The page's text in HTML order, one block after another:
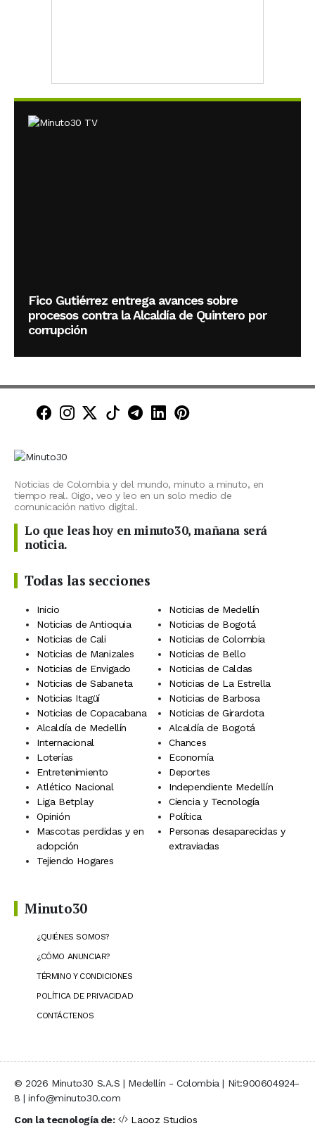
Fico Gutiérrez entrega avances sobre
procesos contra la Alcaldía de Quintero por
corrupción
Minuto30 en Facebook
Minuto30 en Instagram
Minuto30 en X (Twitter)
Minuto30 en TikTok
Canal de Minuto30 en
Minuto30 en LinkedIn
Minuto30 en
Noticias de Colombia y del mundo, minuto a minuto, en
tiempo real. Oigo, veo y leo en un solo medio de
comunicación nativo digital.
Lo que leas hoy en minuto30, mañana será
noticia.
Todas las secciones
Inicio
Noticias de Medellín
Noticias de Antioquia
Noticias de Bogotá
Noticias de Cali
Noticias de Colombia
Noticias de Manizales
Noticias de Bello
Noticias de Envigado
Noticias de Caldas
Noticias de Sabaneta
Noticias de La Estrella
Noticias Itagüí
Noticias de Barbosa
Noticias de Copacabana
Noticias de Girardota
Alcaldía de Medellín
Alcaldía de Bogotá
Internacional
Chances
Loterías
Economía
Entretenimiento
Deportes
Atlético Nacional
Independiente Medellín
Liga Betplay
Ciencia y Tecnología
Opinión
Política
Mascotas perdidas y en
adopción
Personas desaparecidas y
extraviadas
Tejiendo Hogares
Minuto30
¿QUIÉNES SOMOS?
¿CÓMO ANUNCIAR?
TÉRMINO Y CONDICIONES
POLÍTICA DE PRIVACIDAD
CONTÁCTENOS
© 2026 Minuto30 S.A.S | Medellín - Colombia | Nit:900604924-
8 | info@minuto30.com
Con la tecnología de:
Laooz Studios